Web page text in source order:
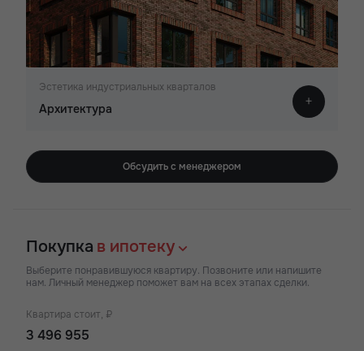
Эстетика индустриальных кварталов
Архитектура
Обсудить с менеджером
Покупка в ипотеку
Выберите понравившуюся квартиру. Позвоните или напишите
нам. Личный менеджер поможет вам на всех этапах сделки.
Квартира стоит, ₽